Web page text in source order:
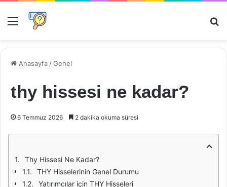
Menü
Anasayfa /Genel
thy hissesi ne kadar?
6 Temmuz 2026 2 dakika okuma süresi
Thy Hissesi Ne Kadar?
THY Hisselerinin Genel Durumu
Yatırımcılar için THY Hisseleri